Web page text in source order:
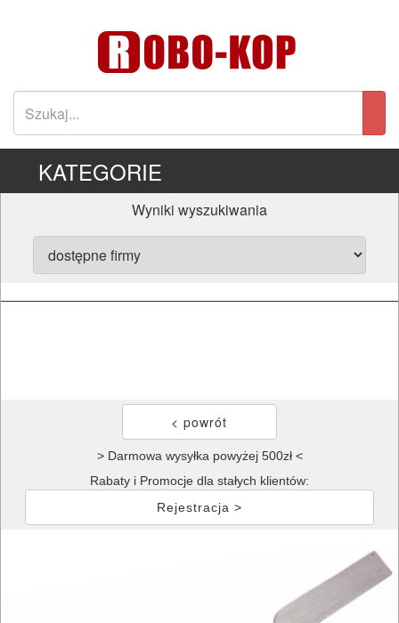
KATEGORIE
Wyniki wyszukiwania
> Darmowa wysyłka powyżej 500zł <
Rabaty i Promocje dla stałych klientów:
Rejestracja >